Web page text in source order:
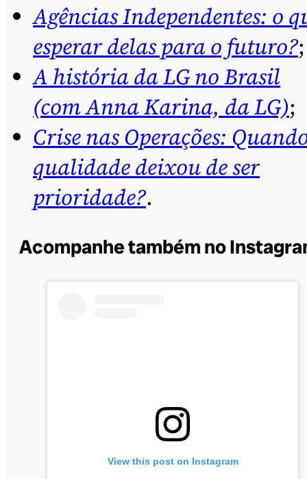
Agências Independentes: o
esperar delas para o futuro?;
A história da LG no Brasil
(com Anna Karina, da LG);
Crise nas Operações:
qualidade deixou de ser
prioridade?.
Acompanhe também no
View this post on Instagram